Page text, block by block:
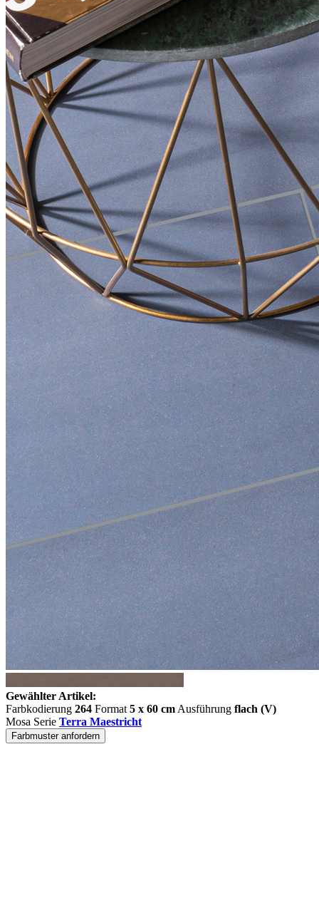
Gewählter Artikel:
Farbkodierung 264 Format 5 x 60 cm Ausführung flach (V)
Mosa Serie Terra Maestricht
Farbmuster anfordern